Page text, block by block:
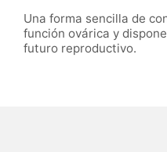
Una forma sencilla de
función ovárica y
futuro reproductivo.